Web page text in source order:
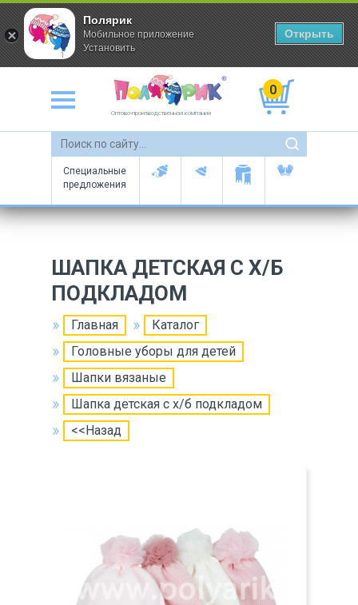
Оптово-производственная компания
0
Специальные
предложения
ШАПКА ДЕТСКАЯ С Х/Б
ПОДКЛАДОМ
Главная
Каталог
Головные уборы для детей
Шапки вязаные
Шапка детская с х/б подкладом
<<Назад
Полярик
Мобильное приложение
Установить
Открыть